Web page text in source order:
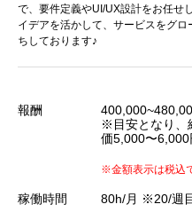
で、要件定義やUI/UX設計をお任せ
イデアを活かして、サービスをグ
ちしております♪
報酬
※目安となり、
価5,000〜6,000
※金額表示は税込
稼働時間 80h/月 ※20/週